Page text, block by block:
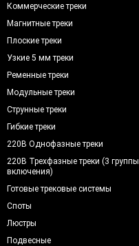
Коммерческие треки
Магнитные треки
Плоские треки
Узкие 5 мм треки
Ременные треки
Модульные треки
Струнные треки
Гибкие треки
220В Однофазные треки
220В Трехфазные треки (3 группы
включения)
Готовые трековые системы
Споты
Люстры
Подвесные